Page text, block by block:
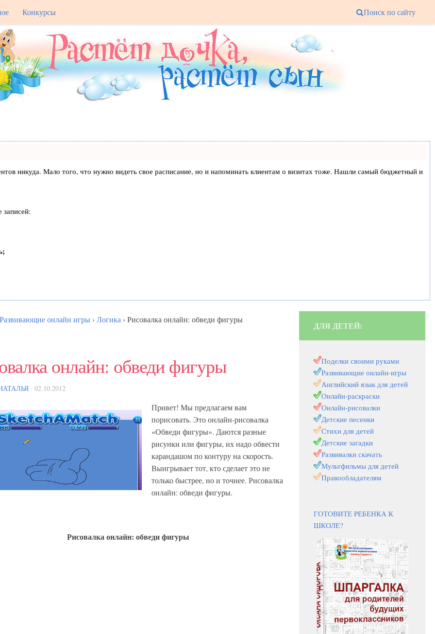
Конкурсы Поиск по сайту
никуда. Мало того, что нужно видеть свое расписание, но и напоминать клиентам о визитах тоже. Нашли самый бюджетный и
записей:
Развивающие онлайн игры › Логика › Рисовалка онлайн: обведи фигуры
онлайн: обведи фигуры
· 02.10.2012
Привет! Мы предлагаем вам
порисовать. Это онлайн-рисовалка
«Обведи фигуры». Даются разные
рисунки или фигуры, их надо обвести
карандашом по контуру на скорость.
Выигрывает тот, кто сделает это не
только быстрее, но и точнее. Рисовалка
онлайн: обведи фигуры.
Рисовалка онлайн: обведи фигуры
ДЛЯ ДЕТЕЙ:
Поделки своими руками
Развивающие онлайн-игры
Английский язык для детей
Онлайн-раскраски
Онлайн-рисовалки
Детские песенки
Стихи для детей
Детские загадки
Развивалки скачать
Мультфильмы для детей
Правообладателям
ГОТОВИТЕ РЕБЕНКА К
ШКОЛЕ?